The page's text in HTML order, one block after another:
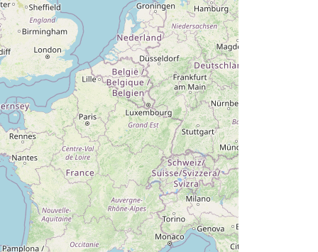
Camping L'Orangerie de
Lanniron ?
Entdecken Sie